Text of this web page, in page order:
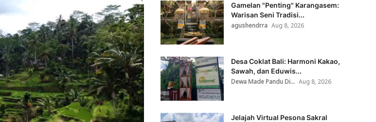
Gamelan "Penting" Karangasem:
Warisan Seni Tradisi...
agushendrra Aug 8, 2026
Desa Coklat Bali: Harmoni Kakao,
Sawah, dan Eduwis...
Dewa Made Pandu Di... Aug 8, 2026
Jelajah Virtual Pesona Sakral